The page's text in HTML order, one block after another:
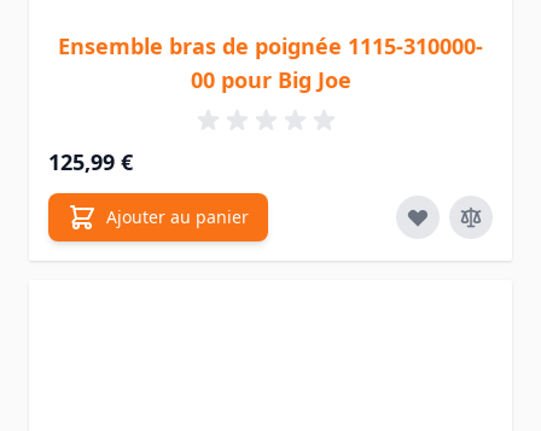
Ensemble bras de poignée 1115-310000-
00 pour Big Joe
125,99 €
Ajouter au panier